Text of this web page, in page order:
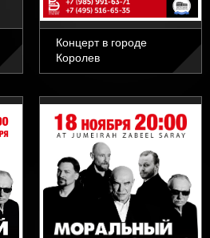
Концерт в городе
Королев